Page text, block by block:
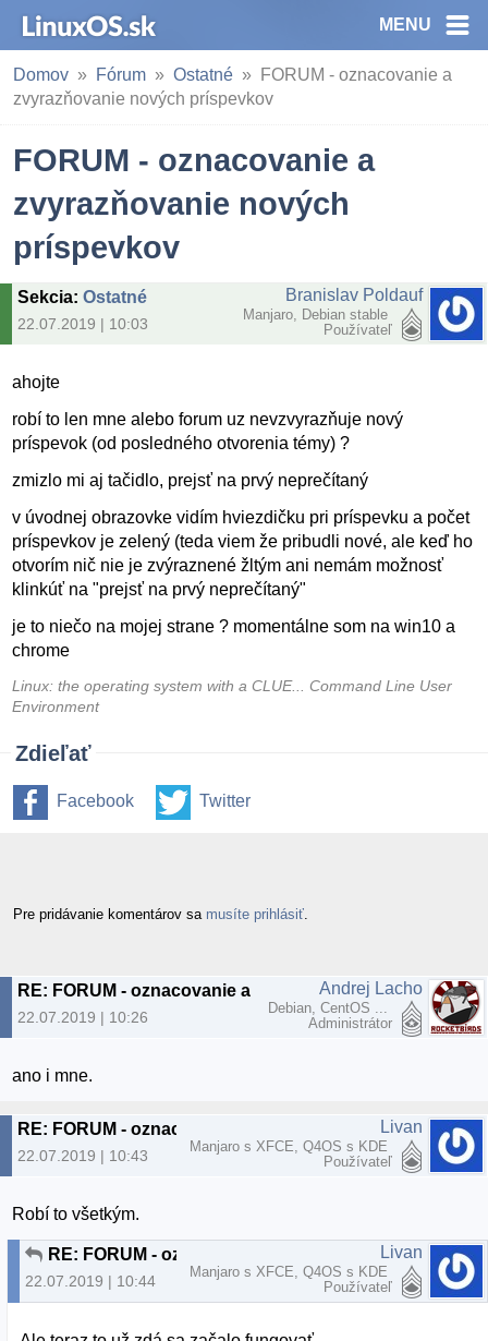
MENU
Domov Fórum Ostatné
FORUM - oznacovanie a
zvyrazňovanie nových príspevkov
FORUM - oznacovanie a
zvyrazňovanie nových
príspevkov
Sekcia: Ostatné
22.07.2019 | 10:03
Branislav Poldauf
Manjaro, Debian stable
Používateľ
ahojte
robí to len mne alebo forum uz nevzvyrazňuje nový
príspevok (od posledného otvorenia témy) ?
zmizlo mi aj tačidlo, prejsť na prvý neprečítaný
v úvodnej obrazovke vidím hviezdičku pri príspevku a počet
príspevkov je zelený (teda viem že pribudli nové, ale keď ho
otvorím nič nie je zvýraznené žltým ani nemám možnosť
klinkúť na "prejsť na prvý neprečítaný"
je to niečo na mojej strane ? momentálne som na win10 a
chrome
Linux: the operating system with a CLUE... Command Line User
Environment
Zdieľať
Facebook Twitter
Pre pridávanie komentárov sa musíte prihlásiť
22.07.2019 | 10:26
Andrej Lacho
Debian, CentOS ...
Administrátor
ano i mne.
22.07.2019 | 10:43
Livan
Manjaro s XFCE, Q4OS s KDE
Používateľ
Robí to všetkým.
22.07.2019 | 10:44
Livan
Manjaro s XFCE, Q4OS s KDE
Používateľ